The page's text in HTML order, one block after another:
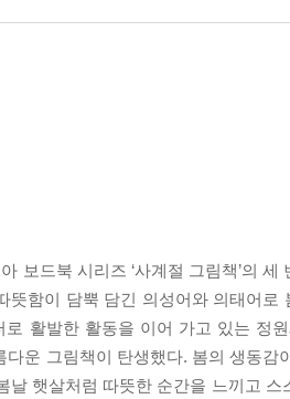
보드북 시리즈 ‘사계절 그림책’의
함이 담뿍 담긴 의성어와 의태어로
활발한 활동을 이어 가고 있는 정
운 그림책이 탄생했다. 봄의 생동감
햇살처럼 따뜻한 순간을 느끼고 스